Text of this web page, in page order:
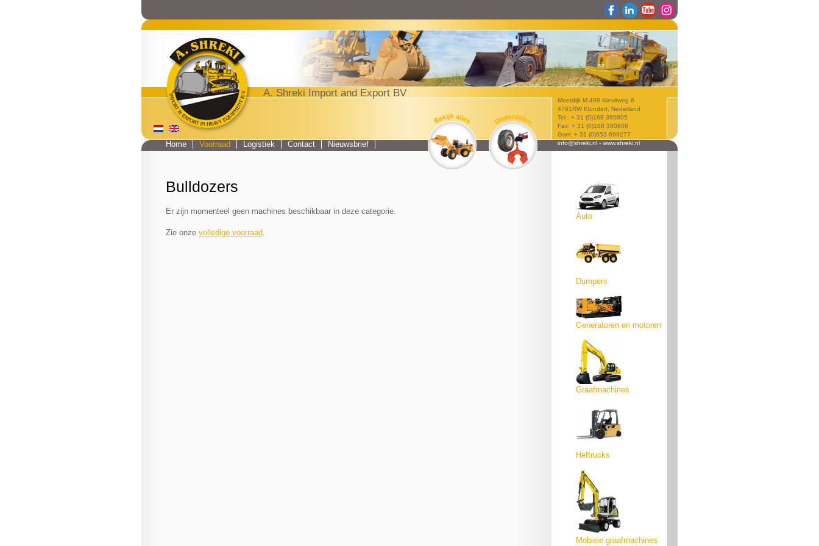
A. Shreki Import and Export BV
Top menu
Bulldozers
Er zijn momenteel geen machines beschikbaar in deze categorie.
Zie onze volledige voorraad
Home Voorraad Logistiek Contact Nieuwsbrief
Moerdijk M 498 Kievitweg 6
4791RW Klundert, Nederland
Tel : + 31 (0)168 380805
Fax: + 31 (0)168 380808
Gsm: + 31 (0)653 699277
info@shreki.nl - www.shreki.nl
Auto
Dumpers
Generatoren en motoren
Graafmachines
Heftrucks
Mobiele graafmachines